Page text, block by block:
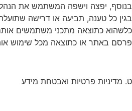
בנוסף, יפצה וישפה המשתמש את
בגין כל טענה, תביעה או דרישה
כלשהוא כתוצאה מתכני משתמשים
פרסם באתר או כתוצאה מכל שימוש
ט. מדיניות פרטיות ואבטחת מידע